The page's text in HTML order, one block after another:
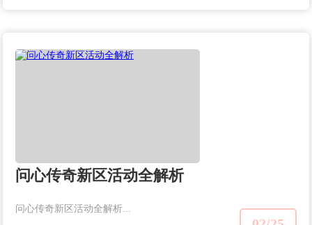
问心传奇新区活动全解析
问心传奇新区活动全解析...